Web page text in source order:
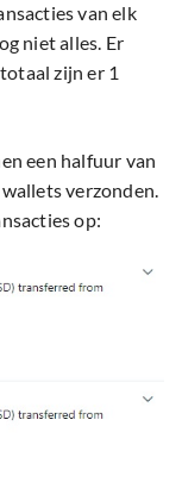
van elk
niet alles. Er
zijn er 1
een halfuur van
verzonden.
op: